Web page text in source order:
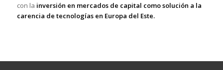
con la inversión en mercados de capital como solución a la
carencia de tecnologías en Europa del Este.